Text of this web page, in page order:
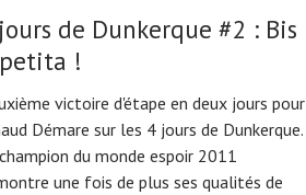
de Dunkerque #2 : Bis
!
victoire d'étape en deux jours pour
Démare sur les 4 jours de Dunkerque.
du monde espoir 2011
une fois de plus ses qualités de